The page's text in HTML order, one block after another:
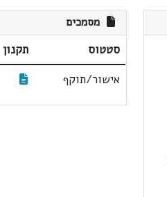
מסמכים
סטטוס תקנון
אישור/תוקף